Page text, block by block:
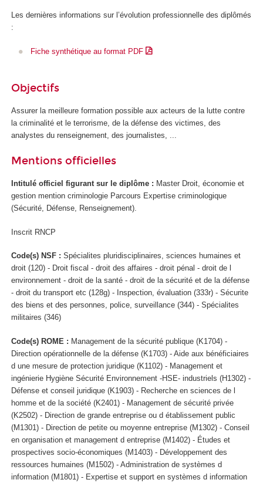
Les dernières informations sur l’évolution professionnelle des diplômés
:
Fiche synthétique au format PDF
Objectifs
Assurer la meilleure formation possible aux acteurs de la lutte contre
la criminalité et le terrorisme, de la défense des victimes, des
analystes du renseignement, des journalistes, ...
Mentions officielles
Intitulé officiel figurant sur le diplôme : Master Droit, économie et
gestion mention criminologie Parcours Expertise criminologique
(Sécurité, Défense, Renseignement).
Inscrit RNCP
Code(s) NSF : Spécialites pluridisciplinaires, sciences humaines et
droit (120) - Droit fiscal - droit des affaires - droit pénal - droit de l
environnement - droit de la santé - droit de la sécurité et de la défense
- droit du transport etc (128g) - Inspection, évaluation (333r) - Sécurite
des biens et des personnes, police, surveillance (344) - Spécialites
militaires (346)
Code(s) ROME : Management de la sécurité publique (K1704) -
Direction opérationnelle de la défense (K1703) - Aide aux bénéficiaires
d une mesure de protection juridique (K1102) - Management et
ingénierie Hygiène Sécurité Environnement -HSE- industriels (H1302) -
Défense et conseil juridique (K1903) - Recherche en sciences de l
homme et de la société (K2401) - Management de sécurité privée
(K2502) - Direction de grande entreprise ou d établissement public
(M1301) - Direction de petite ou moyenne entreprise (M1302) - Conseil
en organisation et management d entreprise (M1402) - Études et
prospectives socio-économiques (M1403) - Développement des
ressources humaines (M1502) - Administration de systèmes d
information (M1801) - Expertise et support en systèmes d information